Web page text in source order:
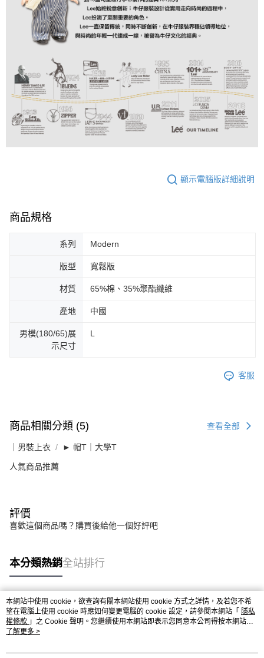
顯示電腦版詳細說明
商品規格
系列 Modern
版型 寬鬆版
材質 65%棉、35%聚酯纖維
產地 中國
男模(180/65)展
示尺寸
L
客服
商品相關分類 (5) 查看全部
｜男裝上衣 ► 帽T｜大學T
人氣商品推薦
評價
喜歡這個商品嗎？購買後給他一個好評吧
本分類熱銷全站排行
熱門標籤
本網站中使用 cookie，欲查詢有關本網站使用 cookie 方式之詳情，及若您不希
望在電腦上使用 cookie 時應如何變更電腦的 cookie 設定，請參閱本網站「 隱私
權條款 」之 Cookie 聲明。您繼續使用本網站即表示您同意本公司得按本網站使
用條款之 Cookie 聲明使用 cookie。
了解更多 >